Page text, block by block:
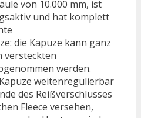
von 10.000 mm, ist
und hat komplett
die Kapuze kann ganz
versteckten
werden.
weitenregulierbar
des Reißverschlusses
Fleece versehen,